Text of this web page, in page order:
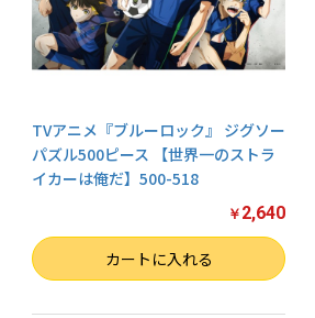
TVアニメ『ブルーロック』 ジグソー
パズル500ピース 【世界一のストラ
イカーは俺だ】500-518
￥ 2,640
数量 カートに入れる